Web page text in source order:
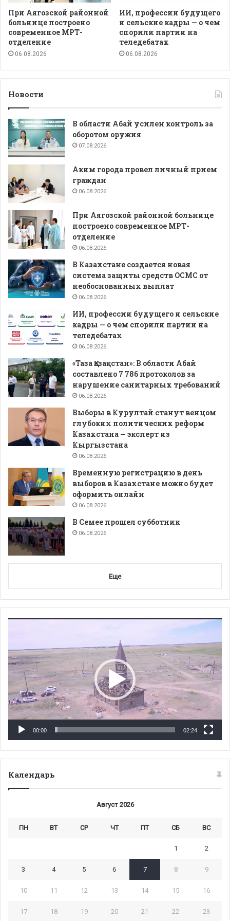
При Аягозской районной
больнице построено
современное МРТ-
отделение
06.08.2026
ИИ, профессии будущего
и сельские кадры — о чем
спорили партии на
теледебатах
06.08.2026
Новости
В области Абай усилен контроль за
оборотом оружия
07.08.2026
Аким города провел личный прием
граждан
06.08.2026
При Аягозской районной больнице
построено современное МРТ-
отделение
06.08.2026
В Казахстане создается новая
система защиты средств ОСМС от
необоснованных выплат
06.08.2026
ИИ, профессии будущего и сельские
кадры — о чем спорили партии на
теледебатах
06.08.2026
«Таза Қазақстан»: В области Абай
составлено 7 786 протоколов за
нарушение санитарных требований
06.08.2026
Выборы в Курултай станут венцом
глубоких политических реформ
Казахстана — эксперт из
Кыргызстана
06.08.2026
Временную регистрацию в день
выборов в Казахстане можно будет
оформить онлайн
06.08.2026
В Семее прошел субботник
06.08.2026
Еще
00:00 02:24
Календарь
Август 2026
ПН ВТ СР ЧТ ПТ СБ ВС
1 2
3 4 5 6 7 8 9
10 11 12 13 14 15 16
17 18 19 20 21 22 23